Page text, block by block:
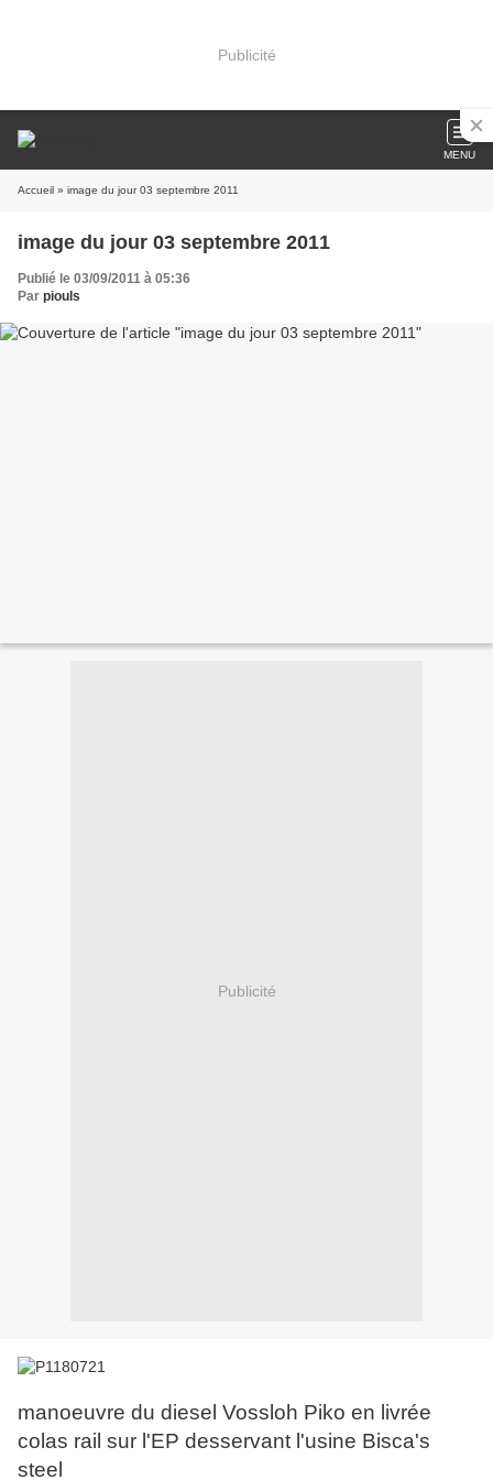
Publicité
MENU
Accueil » image du jour 03 septembre 2011
image du jour 03 septembre 2011
Publié le 03/09/2011 à 05:36
Par piouls
Publicité
manoeuvre du diesel Vossloh Piko en livrée
colas rail sur l'EP desservant l'usine Bisca's
steel